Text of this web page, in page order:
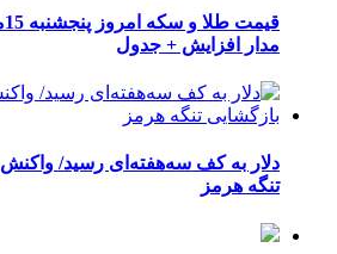
مدار افزایش + جدول
دلار به کف سه‌هفته‌ای رسید/
تنگه هرمز